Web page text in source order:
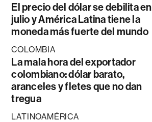
El precio del dólar se debilita en
julio y América Latina tiene la
moneda más fuerte del mundo
COLOMBIA
La mala hora del exportador
colombiano: dólar barato,
aranceles y fletes que no dan
tregua
LATINOAMÉRICA